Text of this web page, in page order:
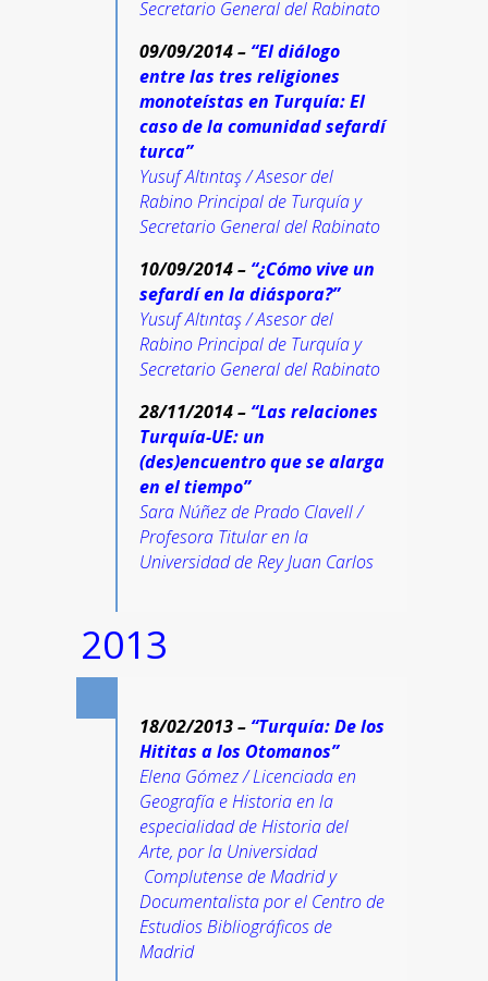
Secretario General del Rabinato
09/09/2014 – “El diálogo
entre las tres religiones
monoteístas en Turquía: El
caso de la comunidad sefardí
turca”
Yusuf Altıntaş / Asesor del
Rabino Principal de Turquía y
Secretario General del Rabinato
10/09/2014 – “¿Cómo vive un
sefardí en la diáspora?”
Yusuf Altıntaş / Asesor del
Rabino Principal de Turquía y
Secretario General del Rabinato
28/11/2014 – “Las relaciones
Turquía-UE: un
(des)encuentro que se alarga
en el tiempo”
Sara Núñez de Prado Clavell /
Profesora Titular en la
Universidad de Rey Juan Carlos
2013
18/02/2013 – “Turquía: De los
Hititas a los Otomanos”
Elena Gómez / Licenciada en
Geografía e Historia en la
especialidad de Historia del
Arte, por la Universidad
Complutense de Madrid y
Documentalista por el Centro de
Estudios Bibliográficos de
Madrid